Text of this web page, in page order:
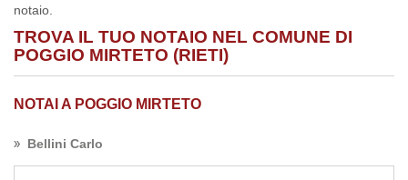
notaio.
TROVA IL TUO NOTAIO NEL COMUNE DI
POGGIO MIRTETO (RIETI)
NOTAI A POGGIO MIRTETO
Bellini Carlo